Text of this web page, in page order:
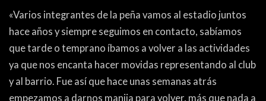
TRIBUNA
PYD RADIO
PEÑAS
«Varios integrantes de la peña vamos al estadio juntos
hace años y siempre seguimos en contacto, sabíamos
que tarde o temprano íbamos a volver a las actividades
ya que nos encanta hacer movidas representando al club
y al barrio. Fue así que hace unas semanas atrás
empezamos a darnos manija para volver, más que nada a